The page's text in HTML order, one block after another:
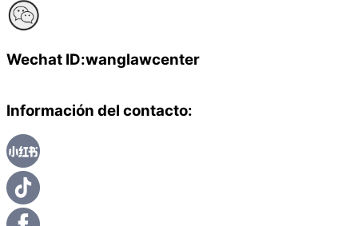
Wechat ID:wanglawcenter
Información del contacto: